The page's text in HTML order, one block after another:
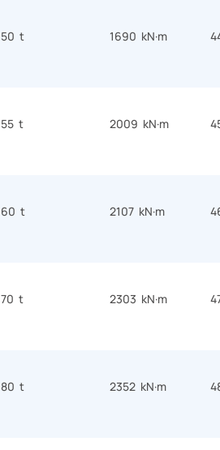
50 t 1690 kN·m
55 t 2009 kN·m
60 t 2107 kN·m
70 t 2303 kN·m
80 t 2352 kN·m